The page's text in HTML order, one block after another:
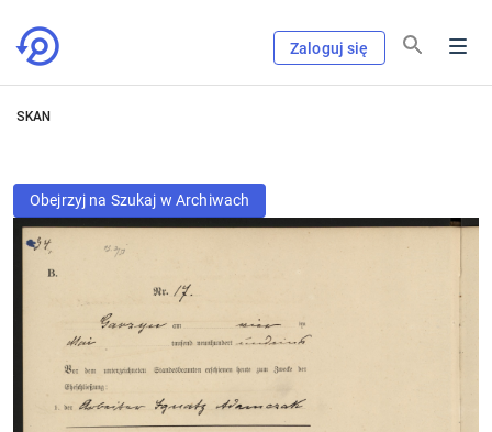
Zaloguj się
SKAN
Obejrzyj na Szukaj w Archiwach